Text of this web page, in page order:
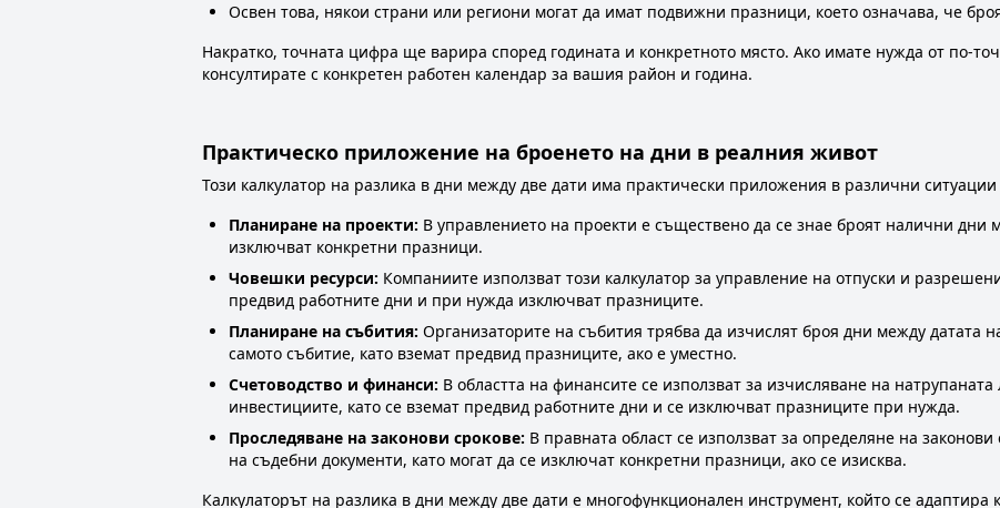
Освен това, някои страни или региони могат да имат подвижни празници, което означава, че
Накратко, точната цифра ще варира според годината и конкретното място. Ако имате нужда от по-
консултирате с конкретен работен календар за вашия район и година.
Практическо приложение на броенето на дни в реалния живот
Този калкулатор на разлика в дни между две дати има практически приложения в различни
Планиране на проекти: В управлението на проекти е съществено да се знае броят налични дни
изключват конкретни празници.
Човешки ресурси: Компаниите използват този калкулатор за управление на отпуски и
предвид работните дни и при нужда изключват празниците.
Планиране на събития: Организаторите на събития трябва да изчислят броя дни между датата
самото събитие, като вземат предвид празниците, ако е уместно.
Счетоводство и финанси: В областта на финансите се използват за изчисляване на
инвестициите, като се вземат предвид работните дни и се изключват празниците при нужда.
Проследяване на законови срокове: В правната област се използват за определяне на
на съдебни документи, като могат да се изключат конкретни празници, ако се изисква.
Калкулаторът на разлика в дни между две дати е многофункционален инструмент, който се